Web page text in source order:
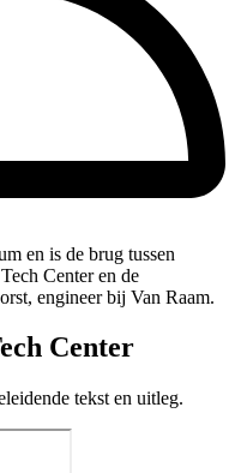
en is de brug tussen
Center en de
engineer bij Van Raam.
Center
tekst en uitleg.